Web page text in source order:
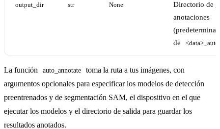
output_dir str None
Directorio de
anotaciones
de
La función auto_annotate
toma la ruta a tus imágenes, con
argumentos opcionales para especificar los modelos de detección
preentrenados y de segmentación SAM, el dispositivo en el que
ejecutar los modelos y el directorio de salida para guardar los
resultados anotados.